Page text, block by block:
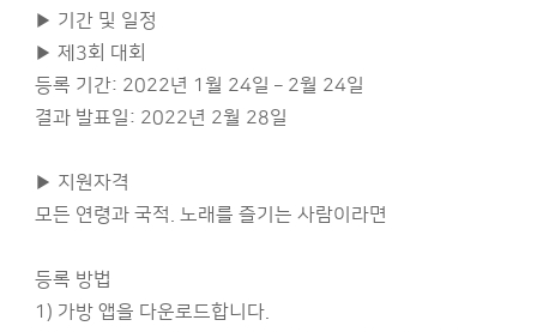
▶ 기간 및 일정
▶ 제3회 대회
등록 기간: 2022년 1월 24일 – 2월 24일
결과 발표일: 2022년 2월 28일
▶ 지원자격
모든 연령과 국적. 노래를 즐기는 사람이라면
등록 방법
1) 가방 앱을 다운로드합니다.